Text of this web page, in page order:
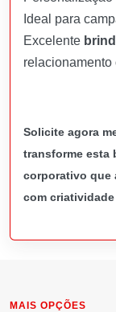
Ideal para
Excelente
relacionamento
Solicite agora
transforme esta
corporativo que
com
MAIS OPÇÕES